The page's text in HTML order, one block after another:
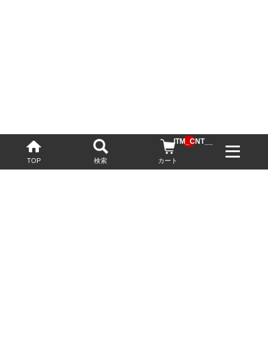
TOP 検索 カート
__ITM_CNT__